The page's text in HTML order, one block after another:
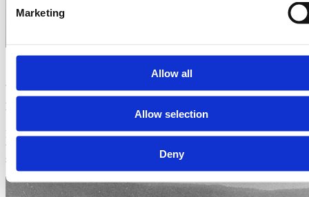
Marketing
Allow all
Allow selection
Deny
1936
LE BIG BANG
Des brevets ont été délivrés pour un nouveau type de serre-joint à
vis en fonte malléable et ainsi le début de la production d'outils de
serrage.